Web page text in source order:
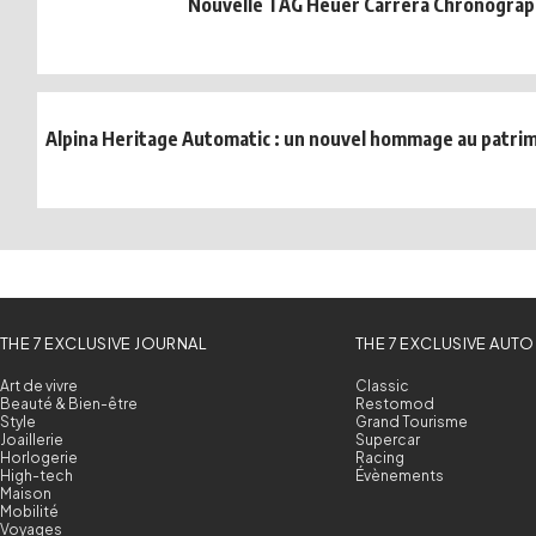
Nouvelle TAG Heuer Carrera
Alpina Heritage Automatic : un nouvel hommage au
THE 7 EXCLUSIVE JOURNAL
Art de vivre
Beauté & Bien-être
Style
Joaillerie
Horlogerie
High-tech
Maison
Mobilité
Voyages
THE 7 EXCLUSIVE AUTO
Classic
Restomod
Grand Tourisme
Supercar
Racing
Évènements